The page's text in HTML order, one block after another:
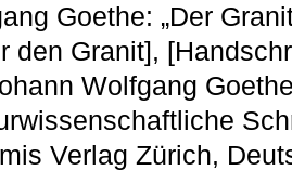
Goethe: „Der
den Granit],
Wolfgang
Verlag Zürich,